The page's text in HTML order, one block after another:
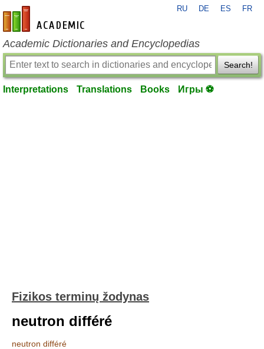
en-academic.com
RU DE ES FR
Academic Dictionaries and Encyclopedias
Search!
Interpretations Translations Books Игры ⚽
Fizikos terminų žodynas
neutron différé
neutron différé